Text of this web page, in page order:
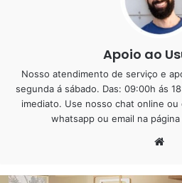
pedras em geral, cimento
. Evitando
faz barulho durante sua
Apesar que no primeiro dia de
de barulho e poeira, por conta do
abrir os poros do piso. Mas isso
Apoio ao
Nosso atendimento de serviço e
segunda á sábado. Das: 09:00h ás
imediato. Use nosso chat online
whatsapp ou email na